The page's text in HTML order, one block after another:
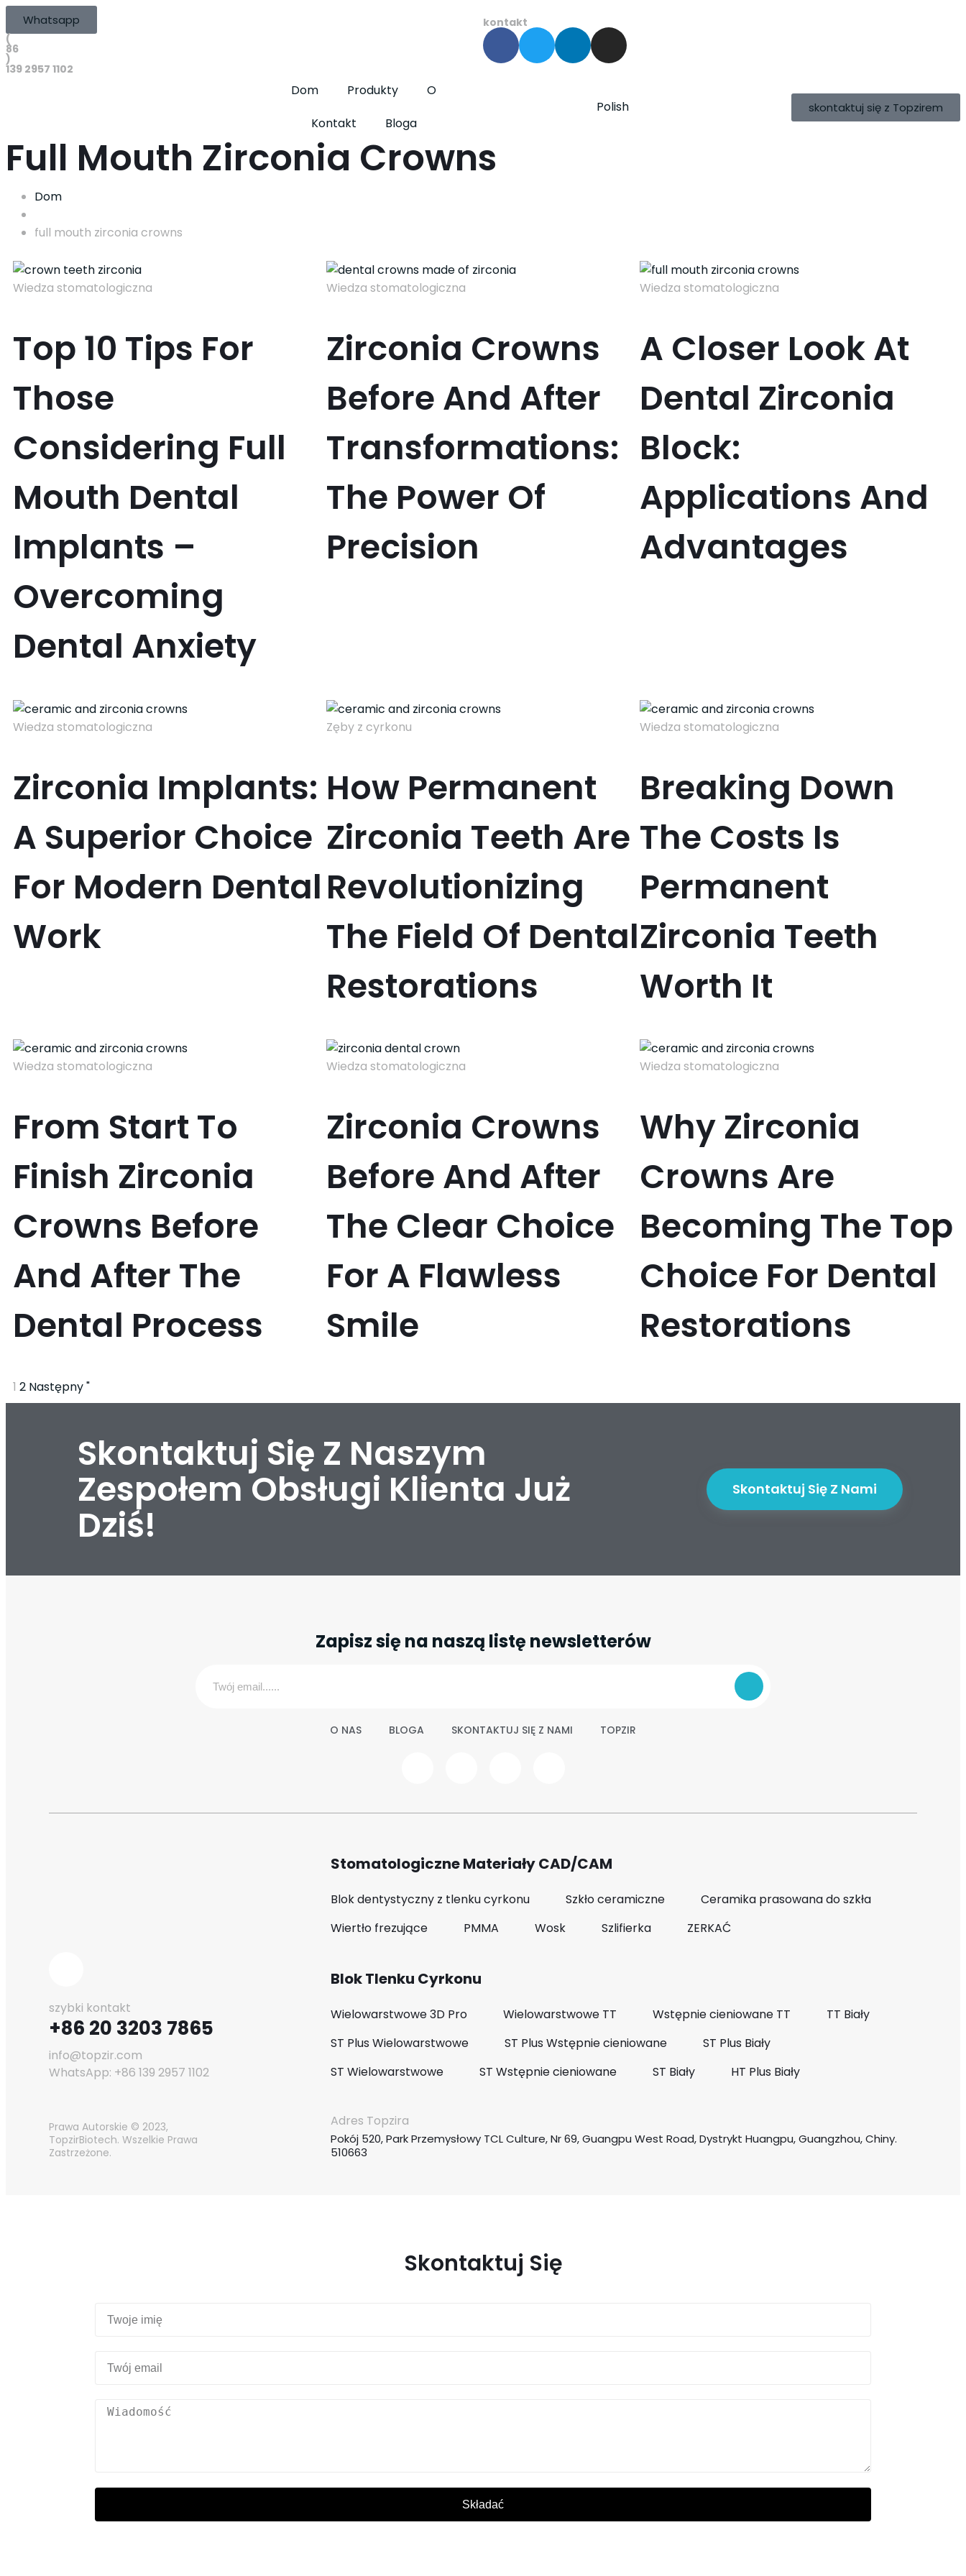
Whatsapp
(
86
)
139 2957 1102
kontakt
Dom Produkty
O
Kontakt
Bloga
Polish skontaktuj się z Topzirem
Full Mouth Zirconia Crowns
Dom
full mouth zirconia crowns
Wiedza stomatologiczna
Top 10 Tips For
Those
Considering Full
Mouth Dental
Implants –
Overcoming
Dental Anxiety
Wiedza stomatologiczna
Zirconia Crowns
Before And After
Transformations:
The Power Of
Precision
Wiedza stomatologiczna
A Closer Look At
Dental Zirconia
Block:
Applications And
Advantages
Wiedza stomatologiczna
Zirconia Implants:
A Superior Choice
For Modern Dental
Work
Zęby z cyrkonu
How Permanent
Zirconia Teeth Are
Revolutionizing
The Field Of Dental
Restorations
Wiedza stomatologiczna
Breaking Down
The Costs Is
Permanent
Zirconia Teeth
Worth It
Wiedza stomatologiczna
From Start To
Finish Zirconia
Crowns Before
And After The
Dental Process
Wiedza stomatologiczna
Zirconia Crowns
Before And After
The Clear Choice
For A Flawless
Smile
Wiedza stomatologiczna
Why Zirconia
Crowns Are
Becoming The Top
Choice For Dental
Restorations
1 2 Następny "
Skontaktuj Się Z Naszym
Zespołem Obsługi Klienta Już
Dziś!
Skontaktuj Się Z Nami
Zapisz się na naszą listę newsletterów
O NAS BLOGA SKONTAKTUJ SIĘ Z NAMI TOPZIR
szybki kontakt
+86 20 3203 7865
info@topzir.com
WhatsApp: +86 139 2957 1102
Stomatologiczne Materiały CAD/CAM
Blok dentystyczny z tlenku cyrkonu Szkło ceramiczne
Ceramika prasowana do szkła
Wiertło frezujące
PMMA Wosk Szlifierka ZERKAĆ
Blok Tlenku Cyrkonu
Wielowarstwowe 3D Pro Wielowarstwowe TT Wstępnie cieniowane TT
TT Biały
ST Plus Wielowarstwowe
ST Plus Wstępnie cieniowane
ST Plus Biały
ST Wielowarstwowe
ST Wstępnie cieniowane ST Biały HT Plus Biały
Prawa Autorskie © 2023,
TopzirBiotech. Wszelkie Prawa
Zastrzeżone.
Adres Topzira
Pokój 520, Park Przemysłowy TCL Culture, Nr 69, Guangpu West Road, Dystrykt Huangpu, Guangzhou, Chiny.
510663
Skontaktuj Się
Składać